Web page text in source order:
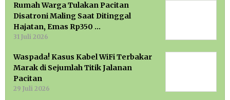
Rumah Warga Tulakan Pacitan
Disatroni Maling Saat Ditinggal
Hajatan, Emas Rp350 …
31 Juli 2026
Waspada! Kasus Kabel WiFi Terbakar
Marak di Sejumlah Titik Jalanan
Pacitan
29 Juli 2026